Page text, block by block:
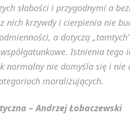
słabości i przygodnymi a
nich krzywdy i cierpienia nie
a dotyczą
Istnienia tego
normalny nie domyśla się i
moralizujących.
– Andrzej Łobaczewski